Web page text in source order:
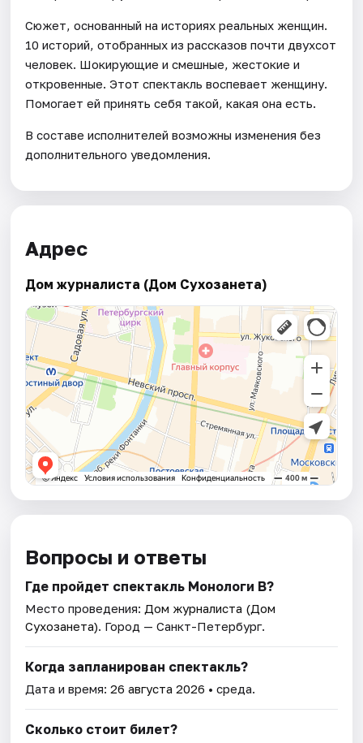
Сюжет, основанный на историях реальных женщин.
10 историй, отобранных из рассказов почти двухсот
человек. Шокирующие и смешные, жестокие и
откровенные. Этот спектакль воспевает женщину.
Помогает ей принять себя такой, какая она есть.
В составе исполнителей возможны изменения без
дополнительного уведомления.
Адрес
Дом журналиста (Дом Сухозанета)
Вопросы и ответы
Где пройдет спектакль Монологи В?
Место проведения: Дом журналиста (Дом
Сухозанета). Город — Санкт-Петербург.
Когда запланирован спектакль?
Дата и время:26 августа 2026 • среда.
Сколько стоит билет?